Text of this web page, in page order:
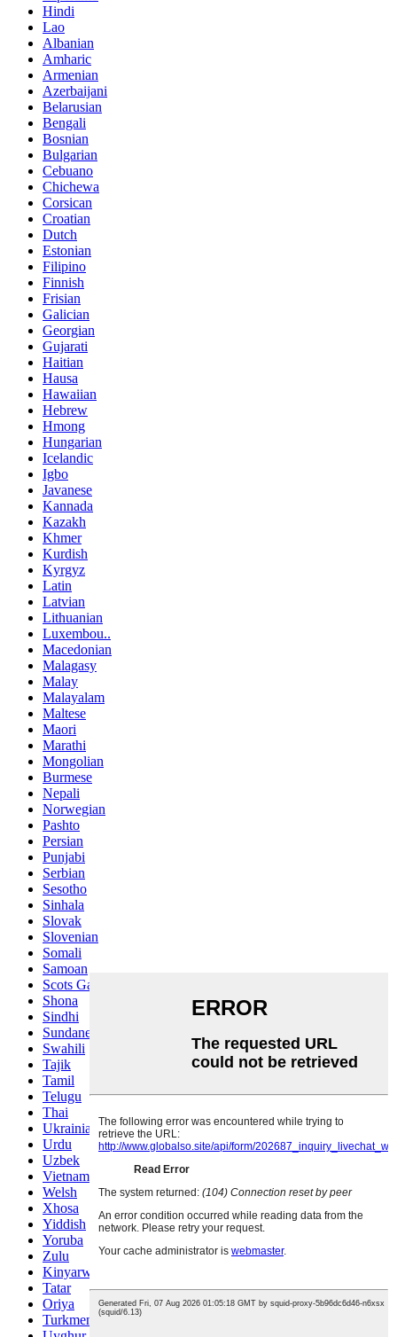
Hindi
Lao
Albanian
Amharic
Armenian
Azerbaijani
Belarusian
Bengali
Bosnian
Bulgarian
Cebuano
Chichewa
Corsican
Croatian
Dutch
Estonian
Filipino
Finnish
Frisian
Galician
Georgian
Gujarati
Haitian
Hausa
Hawaiian
Hebrew
Hmong
Hungarian
Icelandic
Igbo
Javanese
Kannada
Kazakh
Khmer
Kurdish
Kyrgyz
Latin
Latvian
Lithuanian
Luxembou..
Macedonian
Malagasy
Malay
Malayalam
Maltese
Maori
Marathi
Mongolian
Burmese
Nepali
Norwegian
Pashto
Persian
Punjabi
Serbian
Sesotho
Sinhala
Slovak
Slovenian
Somali
Samoan
Scots Gaelic
Shona
Sindhi
Sundanese
Swahili
Tajik
Tamil
Telugu
Thai
Ukrainian
Urdu
Uzbek
Vietnamese
Welsh
Xhosa
Yiddish
Yoruba
Zulu
Kinyarwanda
Tatar
Oriya
Turkmen